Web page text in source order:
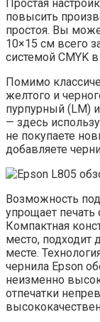
Простая
повысить
простоя. Вы
10×15 см всего
системой CMYK
Помимо
желтого и
пурпурный (LM)
— здесь
не покупаете
добавляете
Возможность
упрощает
Компактная
место, подходит
месте.
чернила Epson
неизменно
отпечатки